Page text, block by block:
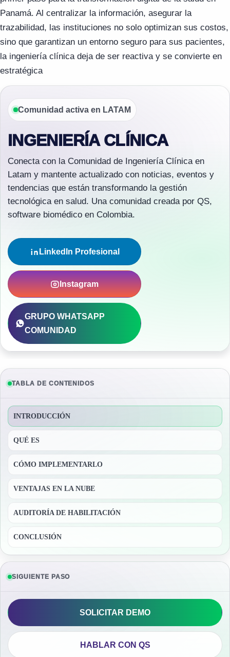
Panamá. Al centralizar la información, asegurar la
trazabilidad, las instituciones no solo optimizan sus costos,
sino que garantizan un entorno seguro para sus pacientes,
la ingeniería clínica deja de ser reactiva y se convierte en
estratégica
Comunidad activa en LATAM
INGENIERÍA CLÍNICA
Conecta con la Comunidad de Ingeniería Clínica en
Latam y mantente actualizado con noticias, eventos y
tendencias que están transformando la gestión
tecnológica en salud. Una comunidad creada por QS,
software biomédico en Colombia.
LinkedIn Profesional
Instagram
GRUPO WHATSAPP
COMUNIDAD
TABLA DE CONTENIDOS
INTRODUCCIÓN
QUÉ ES
CÓMO IMPLEMENTARLO
VENTAJAS EN LA NUBE
AUDITORÍA DE HABILITACIÓN
CONCLUSIÓN
SIGUIENTE PASO
SOLICITAR DEMO
HABLAR CON QS